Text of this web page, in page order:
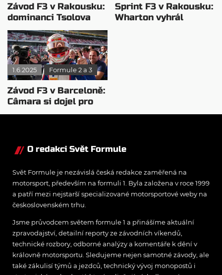
Závod F3 v Rakousku:
dominanci Tsolova
zkazila diskvalifikace
Sprint F3 v Rakousku:
Wharton vyhrál
1.6.2025 Formule 2 a 3
Závod F3 v Barceloně:
Câmara si dojel pro
vítězství
O redakci Svět Formule
Svět Formule je nezávislá česká redakce zaměřená na
motorsport, především na formuli 1. Byla založena v roce 1999
a patří mezi nejstarší specializované motorsportové weby na
československém trhu.
Jsme průvodcem světem formule 1 a přinášíme aktuální
zpravodajství, detailní reporty ze závodních víkendů,
technické rozbory, odborné analýzy a komentáře k dění v
královně motorsportu. Sledujeme nejen samotné závody, ale
také zákulisí týmů a jezdců, technický vývoj monopostů i